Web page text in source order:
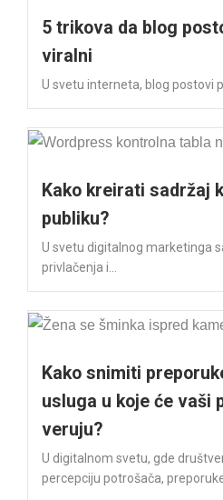
5 trikova da blog
viralni
U svetu interneta, blog postovi
Kako kreirati sadržaj
publiku?
U svetu digitalnog marketinga
privlačenja i...
Kako snimiti
usluga u koje će vaši
veruju?
U digitalnom svetu, gde
percepciju potrošača,